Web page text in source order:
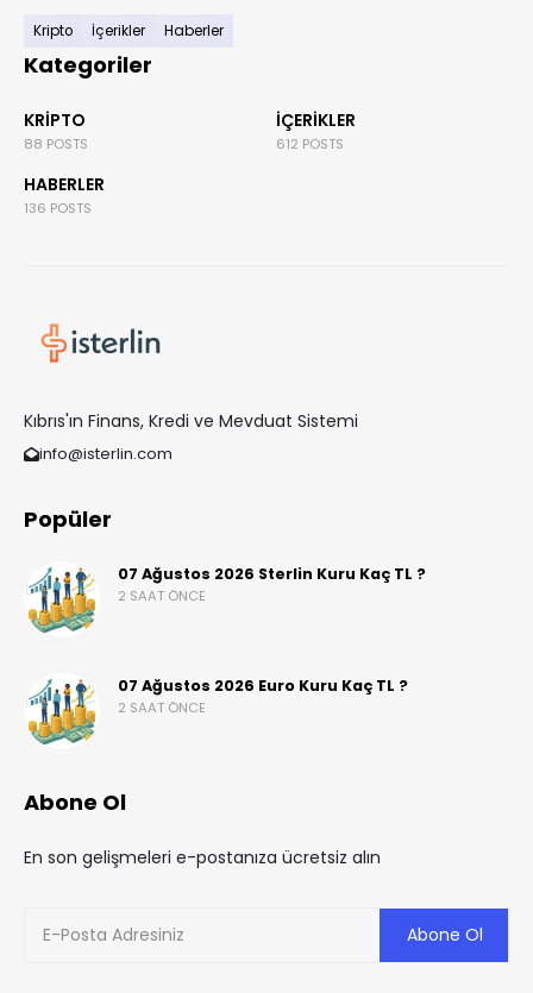
Kripto İçerikler Haberler
Kategoriler
KRIPTO
88 POSTS
İÇERIKLER
612 POSTS
HABERLER
136 POSTS
Kıbrıs'ın Finans, Kredi ve Mevduat Sistemi
info@isterlin.com
Popüler
07 Ağustos 2026 Sterlin Kuru Kaç TL ?
2 SAAT ÖNCE
07 Ağustos 2026 Euro Kuru Kaç TL ?
2 SAAT ÖNCE
Abone Ol
En son gelişmeleri e-postanıza ücretsiz alın